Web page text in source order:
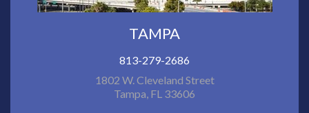
TAMPA
813-279-2686
1802 W. Cleveland Street
Tampa, FL 33606